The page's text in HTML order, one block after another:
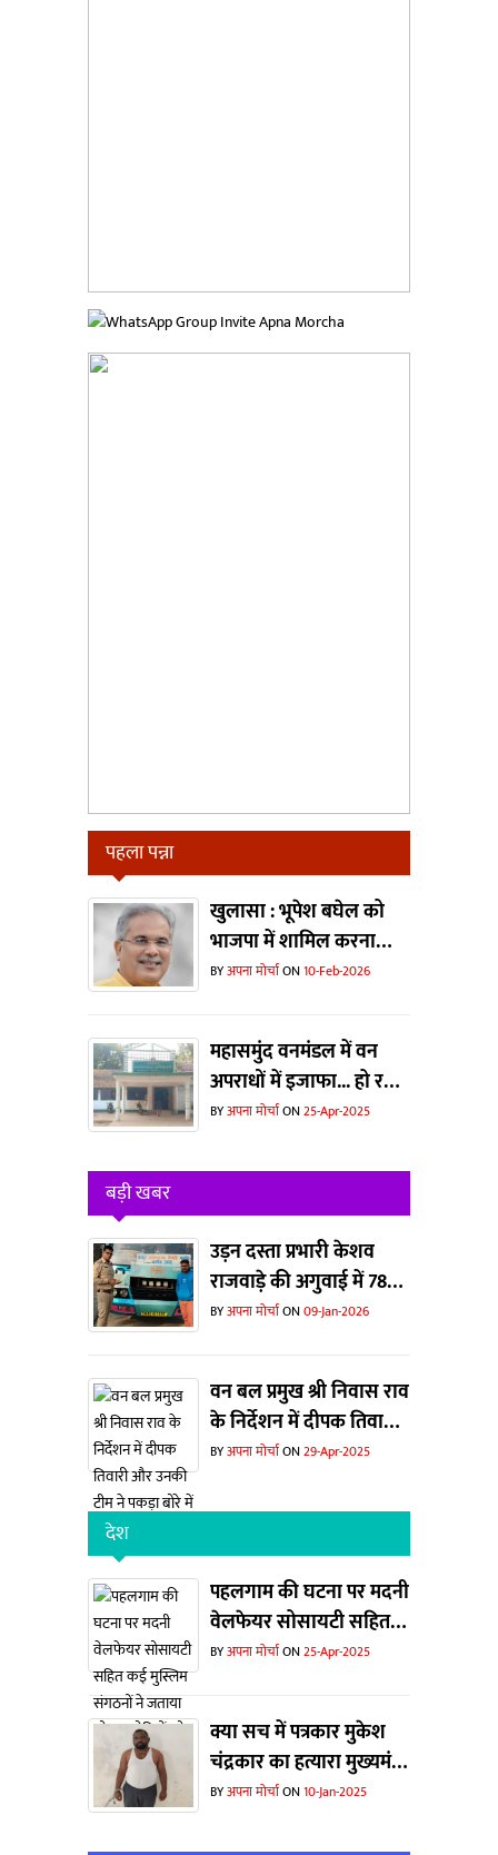
पहला पन्ना
खुलासा : भूपेश बघेल को
भाजपा में शामिल करना
चाहते थे मोदी और शाह?
BYअपना मोर्चाON10-Feb-2026
महासमुंद वनमंडल में वन
अपराधों में इजाफा... हो रहा
है जानवरों का
रहा है जंगल
BYअपना मोर्चाON25-Apr-2025
बड़ी खबर
उड़न दस्ता प्रभारी केशव
राजवाड़े की अगुवाई में 78
बसों पर कार्रवाई
BYअपना मोर्चाON09-Jan-2026
वन बल प्रमुख श्री निवास राव
के निर्देशन में दीपक तिवारी
और उनकी टीम ने पकड़ा बोरे
BYअपना मोर्चाON29-Apr-2025
देश
पहलगाम की घटना पर मदनी
वेलफेयर सोसायटी सहित
कई मुस्लिम संगठनों ने
फांसी देने की मांग
BYअपना मोर्चाON25-Apr-2025
क्या सच में पत्रकार मुकेश
चंद्रकार का हत्यारा मुख्यमंत्री
निवास गया था ?
BYअपना मोर्चाON10-Jan-2025